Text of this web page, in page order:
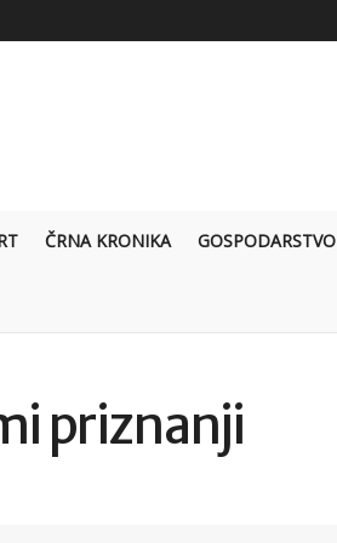
ČRNA KRONIKA GOSPODARSTVO
priznanji